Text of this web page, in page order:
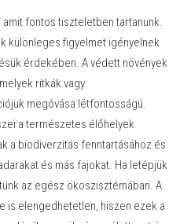
fontos tiszteletben tartanunk.
különleges figyelmet igényelnek
érdekében. A védett növények
ritkák vagy
megóvása létfontosságú.
a természetes élőhelyek
a biodiverzitás fenntartásához és
és más fajokat. Ha letépjük
az egész ökoszisztémában. A
elengedhetetlen, hiszen ezek a